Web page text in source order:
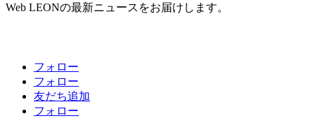
Web LEONの最新ニュースをお届けします。
フォロー
フォロー
友だち追加
フォロー